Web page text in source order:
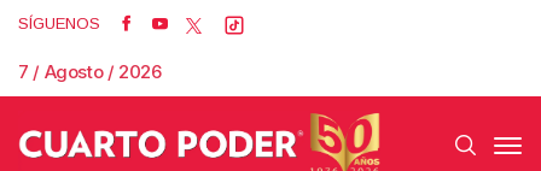
SÍGUENOS
7 / Agosto / 2026